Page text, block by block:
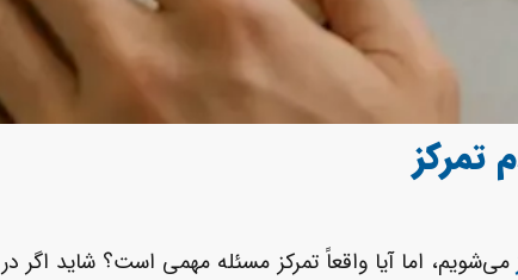
می‌شویم، اما آیا واقعاً تمرکز مسئله مهمی است؟ شاید اگر